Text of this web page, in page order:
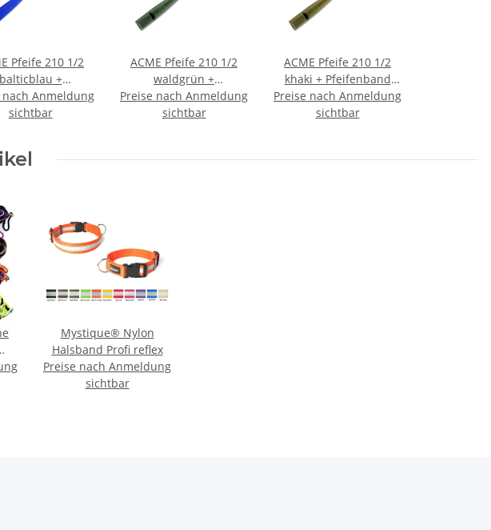
Pfeife 210 1/2
balticblau +
kostenlos
nach Anmeldung
sichtbar
ACME Pfeife 210 1/2
waldgrün +
Pfeifenband kostenlos
Preise nach Anmeldung
sichtbar
ACME Pfeife 210 1/2
khaki + Pfeifenband
kostenlos
Preise nach Anmeldung
sichtbar
Mystique® Nylon
Halsband Profi reflex
Preise nach Anmeldung
sichtbar